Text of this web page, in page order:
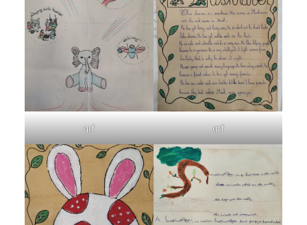
qrf qrf